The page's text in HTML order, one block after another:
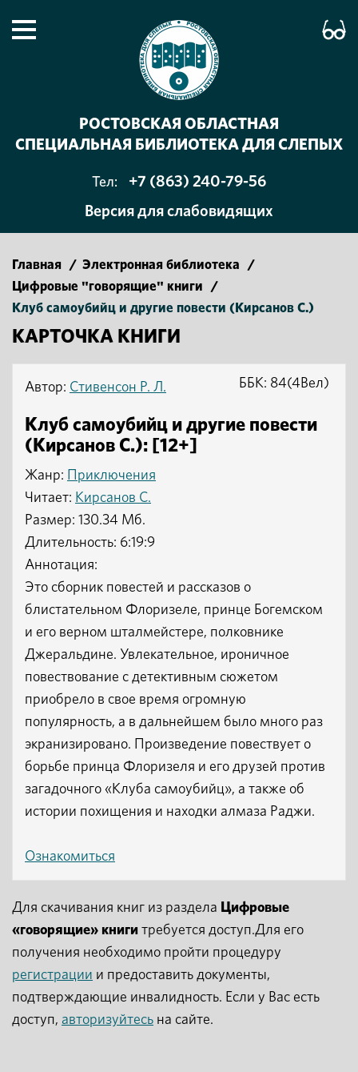
РОСТОВСКАЯ ОБЛАСТНАЯ
СПЕЦИАЛЬНАЯ БИБЛИОТЕКА ДЛЯ СЛЕПЫХ
Тел:
+7 (863) 240-79-56
Версия для слабовидящих
Главная / Электронная библиотека
/
Цифровые "говорящие" книги
/
Клуб самоубийц и другие повести (Кирсанов С.)
КАРТОЧКА КНИГИ
Автор: Стивенсон Р. Л.
Клуб самоубийц и другие повести
(Кирсанов С.): [12+]
Жанр: Приключения
Читает: Кирсанов С.
ББК: 84(4Вел)
Размер: 130.34 Мб.
Длительность: 6:19:9
Аннотация:
Это сборник повестей и рассказов о
блистательном Флоризеле, принце Богемском
и его верном шталмейстере, полковнике
Джеральдине. Увлекательное, ироничное
повествование с детективным сюжетом
приобрело в свое время огромную
популярность, а в дальнейшем было много раз
экранизировано. Произведение повествует о
борьбе принца Флоризеля и его друзей против
загадочного «Клуба самоубийц», а также об
истории похищения и находки алмаза Раджи.
Ознакомиться
Для скачивания книг из раздела Цифровые
«говорящие» книги требуется доступ.Для его
получения необходимо пройти процедуру
регистрации и предоставить документы,
подтверждающие инвалидность. Если у Вас есть
доступ, авторизуйтесь на сайте.